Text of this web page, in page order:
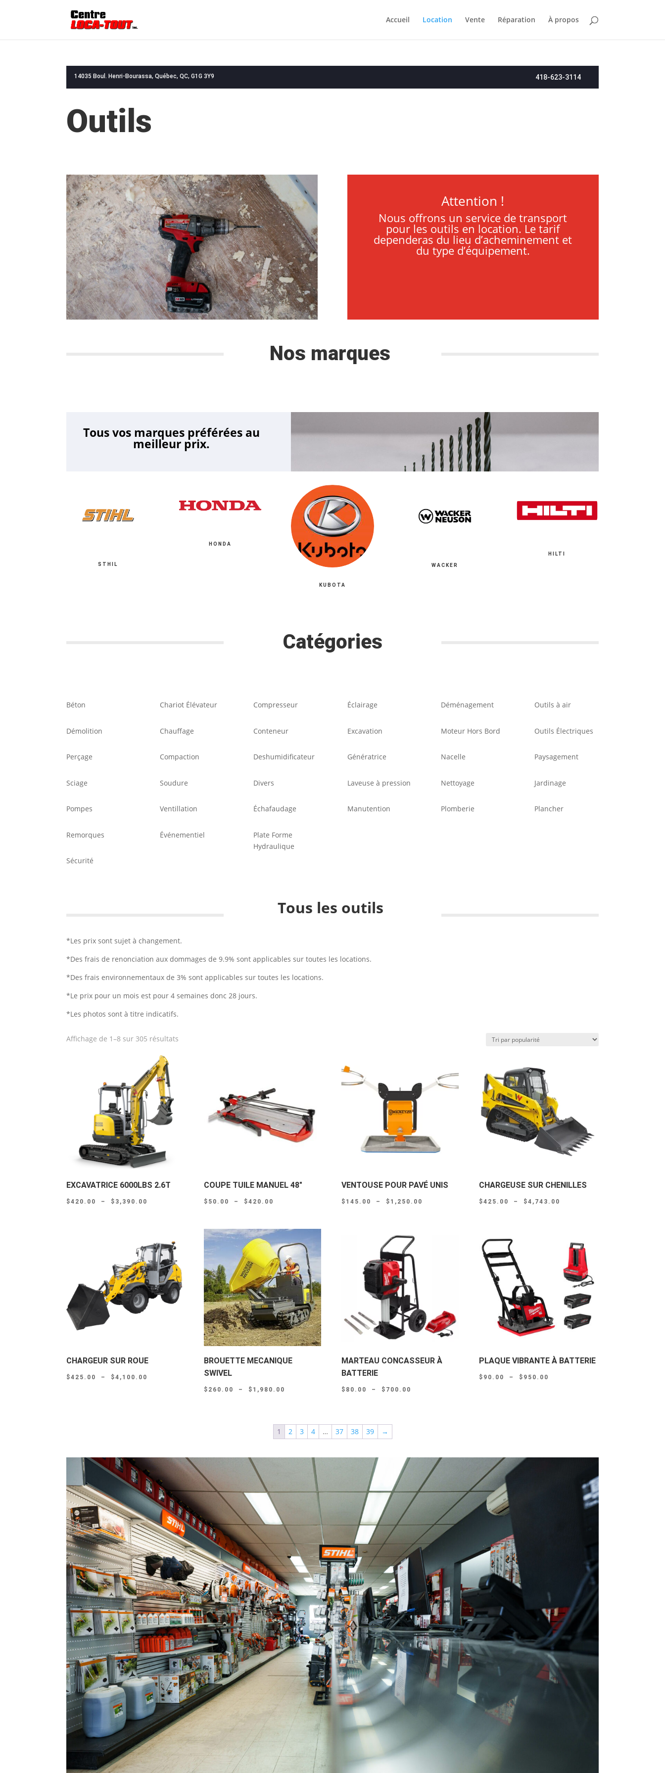
Accueil Location Vente Réparation À propos
14035 Boul. Henri-Bourassa, Québec, QC, G1G 3Y9 418-623-3114
Outils
Attention !
Nous offrons un service de transport
pour les outils en location. Le tarif
dependeras du lieu d’acheminement et
du type d’équipement.
Nos marques
Tous vos marques préférées au
meilleur prix.
STHIL
HONDA
KUBOTA
WACKER
HILTI
Catégories
Béton
Démolition
Perçage
Sciage
Pompes
Remorques
Sécurité
Chariot Élévateur
Chauffage
Compaction
Soudure
Ventillation
Événementiel
Compresseur
Conteneur
Deshumidificateur
Divers
Échafaudage
Plate Forme
Hydraulique
Éclairage
Excavation
Génératrice
Laveuse à pression
Manutention
Déménagement
Moteur Hors Bord
Nacelle
Nettoyage
Plomberie
Outils à air
Outils Électriques
Paysagement
Jardinage
Plancher
Tous les outils
*Les prix sont sujet à changement.
*Des frais de renonciation aux dommages de 9.9% sont applicables sur toutes les locations.
*Des frais environnementaux de 3% sont applicables sur toutes les locations.
*Le prix pour un mois est pour 4 semaines donc 28 jours.
*Les photos sontà titre indicatifs.
Affichage de 1–8 sur 305 résultats
EXCAVATRICE 6000LBS 2.6T
$420.00 – $ 3,390.00
$420.00
à
$3,390.00
COUPE TUILE MANUEL 48″
$ 50.00 – $420.00
à
$420.00
VENTOUSE POUR PAVÉ UNIS
$ 145.00 – $ 1,250.00
CHARGEUSE SUR CHENILLES
$425.00 – $4,743.00
$4,743.00
CHARGEUR SUR ROUE
$425.00 – $4,100.00
BROUETTE MECANIQUE
SWIVEL
$ 260.00 – $ 1,980.00
$260.00
à
MARTEAU CONCASSEUR À
BATTERIE
$ 80.00 – $ 700.00
PLAQUE VIBRANTE À BATTERIE
$ 90.00 – $ 950.00
1 2 3 4 … 37 38 39 →